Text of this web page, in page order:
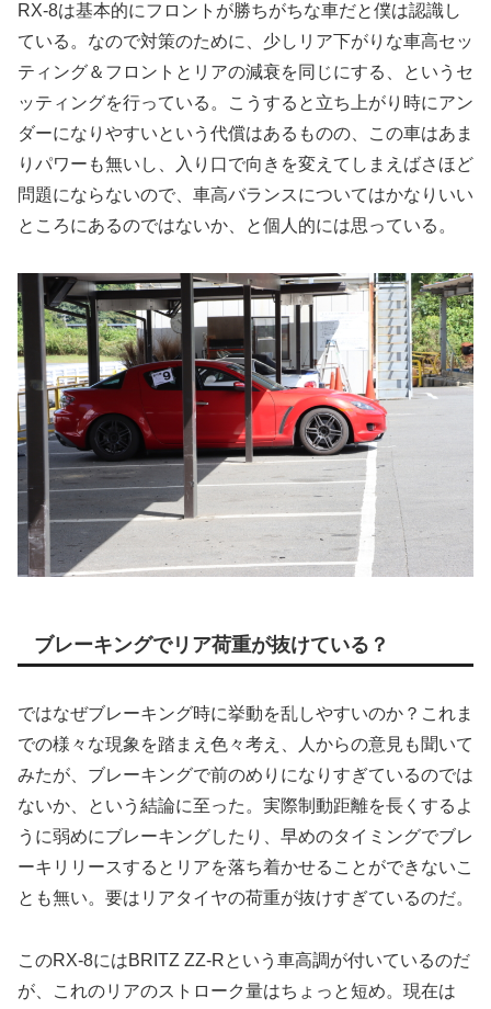
RX-8は基本的にフロントが勝ちがちな車だと僕は認識し
ている。なので対策のために、少しリア下がりな車高セッ
ティング＆フロントとリアの減衰を同じにする、というセ
ッティングを行っている。こうすると立ち上がり時にアン
ダーになりやすいという代償はあるものの、この車はあま
りパワーも無いし、入り口で向きを変えてしまえばさほど
問題にならないので、車高バランスについてはかなりいい
ところにあるのではないか、と個人的には思っている。
ブレーキングでリア荷重が抜けている？
ではなぜブレーキング時に挙動を乱しやすいのか？これま
での様々な現象を踏まえ色々考え、人からの意見も聞いて
みたが、ブレーキングで前のめりになりすぎているのでは
ないか、という結論に至った。実際制動距離を長くするよ
うに弱めにブレーキングしたり、早めのタイミングでブレ
ーキリリースするとリアを落ち着かせることができないこ
とも無い。要はリアタイヤの荷重が抜けすぎているのだ。
このRX-8にはBRITZ ZZ-Rという車高調が付いているのだ
が、これのリアのストローク量はちょっと短め。現在は